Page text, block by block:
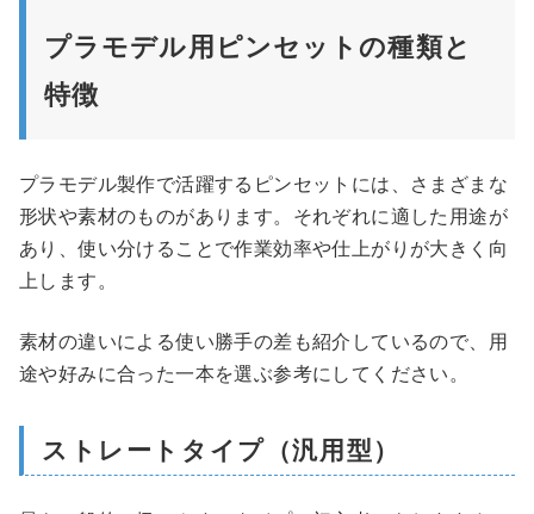
プラモデル用ピンセットの種類と
特徴
プラモデル製作で活躍するピンセットには、さまざまな
形状や素材のものがあります。それぞれに適した用途が
あり、使い分けることで作業効率や仕上がりが大きく向
上します。
素材の違いによる使い勝手の差も紹介しているので、用
途や好みに合った一本を選ぶ参考にしてください。
ストレートタイプ（汎用型）